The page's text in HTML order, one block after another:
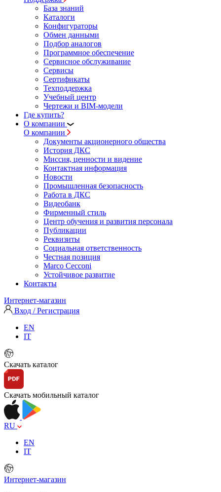
База знаний
Каталоги
Конфигураторы
Обмен данными
Подбор аналогов
Программное обеспечение
Сервисное обслуживание
Сервисы
Сертификаты
Техподдержка
Учебный центр
Чертежи и BIM-модели
Где купить?
О компании
О компании
Документы акционерного общества
История ДКС
Миссия, ценности и видение
Контактная информация
Новости
Промышленная безопасность
Работа в ДКС
Видеобанк
Фирменный стиль
Центр обучения и развития персонала
Публикации
Реквизиты
Социальная ответственность
Честная позиция
Marco Cecconi
Устойчивое развитие
Контакты
Интернет-магазин
Вход / Регистрация
EN
IT
Скачать каталог
Скачать мобильный каталог
RU
EN
IT
Интернет-магазин